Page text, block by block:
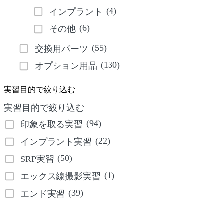
インプラント (4)
その他 (6)
交換用パーツ (55)
オプション用品 (130)
実習目的で絞り込む
実習目的で絞り込む
印象を取る実習 (94)
インプラント実習 (22)
SRP実習 (50)
エックス線撮影実習 (1)
エンド実習 (39)